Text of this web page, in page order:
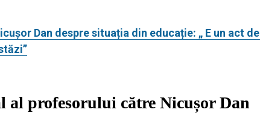
Dan despre situația din educație: „ E un act
al profesorului către Nicușor Dan